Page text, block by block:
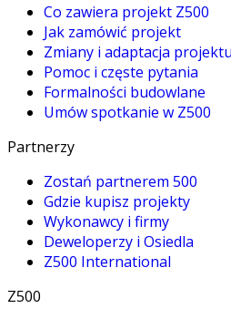
Co zawiera projekt Z500
Jak zamówić projekt
Zmiany i adaptacja projektu
Pomoc i częste pytania
Formalności budowlane
Umów spotkanie w Z500
Partnerzy
Zostań partnerem 500
Gdzie kupisz projekty
Wykonawcy i firmy
Deweloperzy i Osiedla
Z500 International
Z500